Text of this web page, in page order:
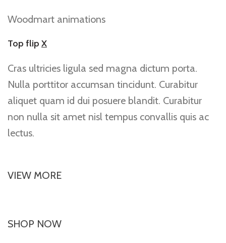
Woodmart animations
Top flip X
Cras ultricies ligula sed magna dictum porta.
Nulla porttitor accumsan tincidunt. Curabitur
aliquet quam id dui posuere blandit. Curabitur
non nulla sit amet nisl tempus convallis quis ac
lectus.
VIEW MORE
SHOP NOW